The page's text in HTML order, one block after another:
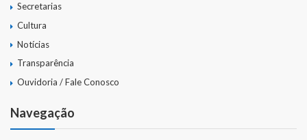
Secretarias
Cultura
Notícias
Transparência
Ouvidoria / Fale Conosco
Navegação